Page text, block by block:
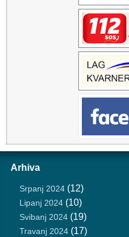
Arhiva
Srpanj 2024(12)
Lipanj 2024(10)
Svibanj 2024(19)
Travanj 2024(17)